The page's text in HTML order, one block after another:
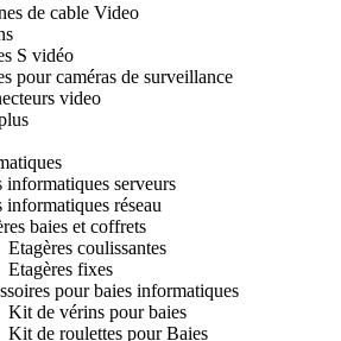
de cable Video
S vidéo
pour caméras de surveillance
video
informatiques serveurs
informatiques réseau
baies et coffrets
Etagères coulissantes
Etagères fixes
pour baies informatiques
Kit de vérins pour baies
Kit de roulettes pour Baies